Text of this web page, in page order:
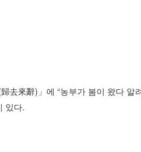
去來辭)」에 “농부가 봄이 왔다 알
있다.